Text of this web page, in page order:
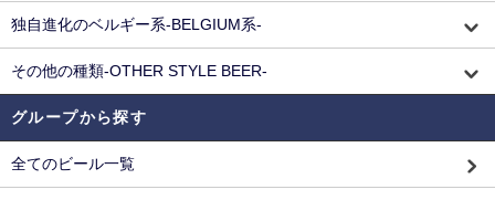
独自進化のベルギー系-BELGIUM系-
その他の種類-OTHER STYLE BEER-
グループから探す
全てのビール一覧